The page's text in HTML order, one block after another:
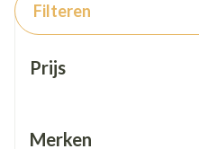
Filteren
Prijs
Merken